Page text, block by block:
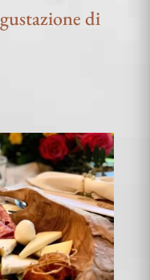
di